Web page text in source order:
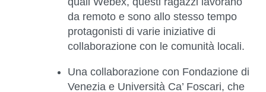
da remoto e sono allo stesso tempo
protagonisti di varie iniziative di
collaborazione con le comunità locali.
Una collaborazione con Fondazione di
Venezia e Università Ca’ Foscari, che